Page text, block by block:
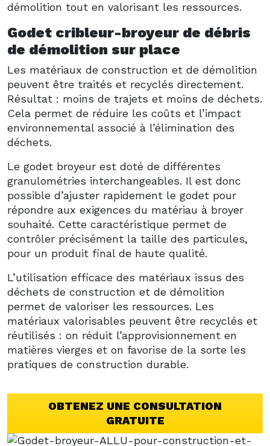
démolition tout en valorisant les ressources.
Godet cribleur-broyeur de débris
de démolition sur place
Les matériaux de construction et de démolition
peuvent être traités et recyclés directement.
Résultat : moins de trajets et moins de déchets.
Cela permet de réduire les coûts et l’impact
environnemental associé à l’élimination des
déchets.
Le godet broyeur est doté de différentes
granulométries interchangeables. Il est donc
possible d’ajuster rapidement le godet pour
répondre aux exigences du matériau à broyer
souhaité. Cette caractéristique permet de
contrôler précisément la taille des particules,
pour un produit final de haute qualité.
L’utilisation efficace des matériaux issus des
déchets de construction et de démolition
permet de valoriser les ressources. Les
matériaux valorisables peuvent être recyclés et
réutilisés : on réduit l’approvisionnement en
matières vierges et on favorise de la sorte les
pratiques de construction durable.
OBTENEZ UNE CONSULTATION
GRATUITE